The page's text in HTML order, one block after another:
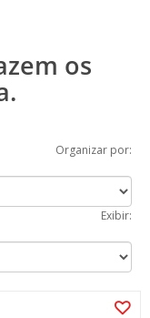
os
Organizar por:
Exibir: